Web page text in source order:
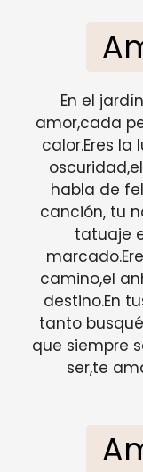
En el
amor,cada
calor.Eres la
habla de
canción, tu
tatuaje
camino,el
destino.En
tanto
que siempre
ser,te